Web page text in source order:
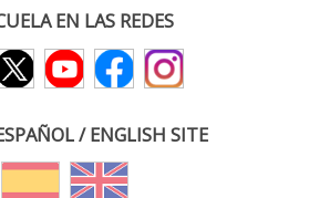
EN LAS REDES
/ ENGLISH SITE